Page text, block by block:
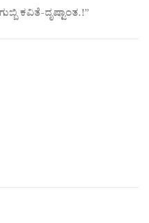
ಕವಿತೆ-ದೃಷ್ಟಾಂತ.!”